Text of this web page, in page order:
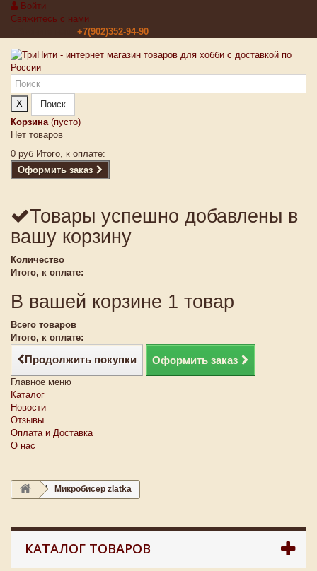
Войти
Свяжитесь с нами
+7(902)352-94-90
X
Поиск
Корзина (пусто)
Нет товаров
0 руб Итого, к оплате:
Оформить заказ
Товары успешно добавлены в
вашу корзину
Количество
Итого, к оплате:
В вашей корзине 1 товар
Всего товаров
Итого, к оплате:
Продолжить покупки Оформить заказ
Главное меню
Каталог
Новости
Отзывы
Оплата и Доставка
О нас
Микробисер zlatka
КАТАЛОГ ТОВАРОВ